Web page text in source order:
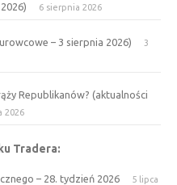
6 sierpnia 2026
– 3 sierpnia 2026)
3
Republikanów? (aktualności
2026
Tradera:
– 28. tydzień 2026
5 lipca